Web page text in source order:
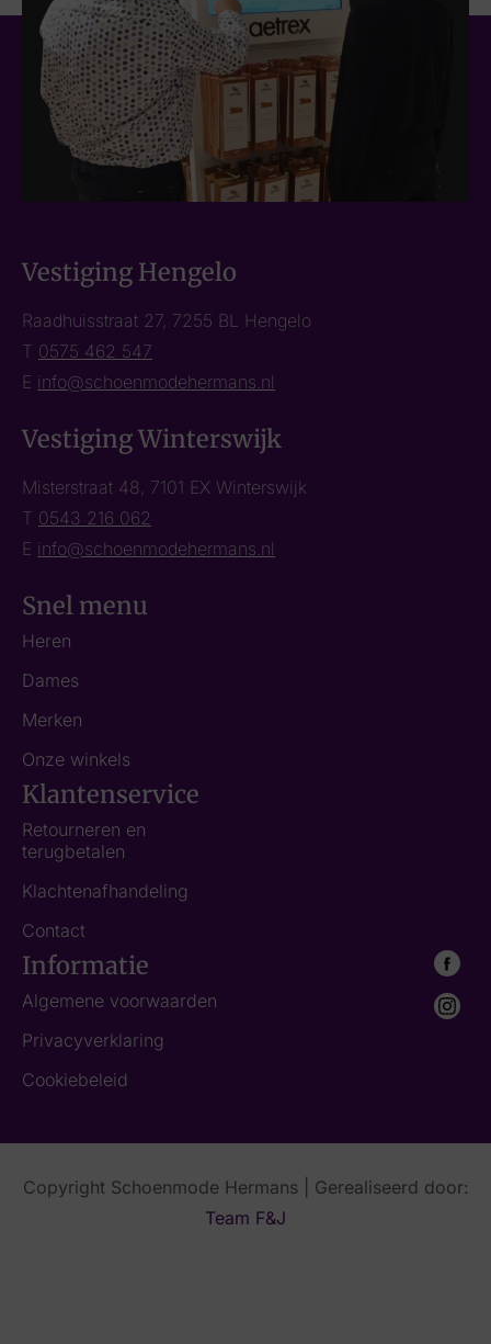
Vestiging Hengelo
Raadhuisstraat 27, 7255 BL Hengelo
T 0575 462 547
E info@schoenmodehermans.nl
Vestiging Winterswijk
Misterstraat 48, 7101 EX Winterswijk
T 0543 216 062
E info@schoenmodehermans.nl
Snel menu
Heren
Dames
Merken
Onze winkels
Klantenservice
Retourneren en
terugbetalen
Klachtenafhandeling
Contact
Informatie
Algemene voorwaarden
Privacyverklaring
Cookiebeleid
Copyright Schoenmode Hermans | Gerealiseerd door:
Team F&J